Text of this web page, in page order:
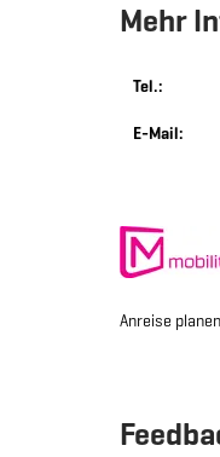
Mehr
Tel.:
E-Mail:
Anreise planen